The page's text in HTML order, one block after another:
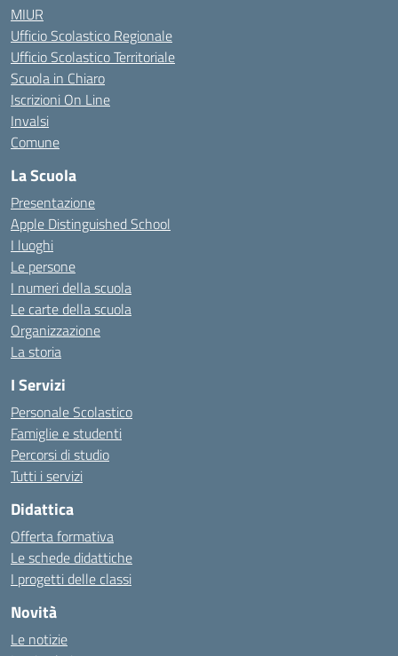
MIUR
Ufficio Scolastico Regionale
Ufficio Scolastico Territoriale
Scuola in Chiaro
Iscrizioni On Line
Invalsi
Comune
La Scuola
Presentazione
Apple Distinguished School
I luoghi
Le persone
I numeri della scuola
Le carte della scuola
Organizzazione
La storia
I Servizi
Personale Scolastico
Famiglie e studenti
Percorsi di studio
Tutti i servizi
Didattica
Offerta formativa
Le schede didattiche
I progetti delle classi
Novità
Le notizie